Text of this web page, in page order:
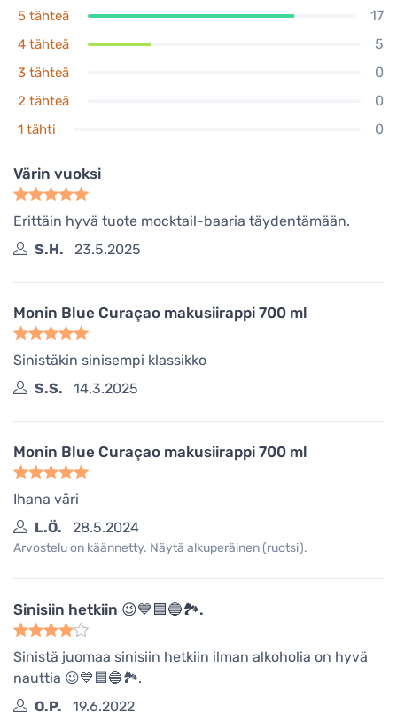
5 tähteä 17
4 tähteä 5
3 tähteä 0
2 tähteä 0
1 tähti 0
Värin vuoksi
Erittäin hyvä tuote mocktail-baaria täydentämään.
S.H.
23.5.2025
Monin Blue Curaçao makusiirappi 700 ml
Sinistäkin sinisempi klassikko
S.S.
14.3.2025
Monin Blue Curaçao makusiirappi 700 ml
Ihana väri
L.Ö.
28.5.2024
Arvostelu on käännetty. Näytä alkuperäinen (ruotsi).
Sinisiin hetkiin 😉💙🟦🔵🏞.
Sinistä juomaa sinisiin hetkiin ilman alkoholia on hyvä
nauttia 😉💙🟦🔵🏞.
O.P.
19.6.2022